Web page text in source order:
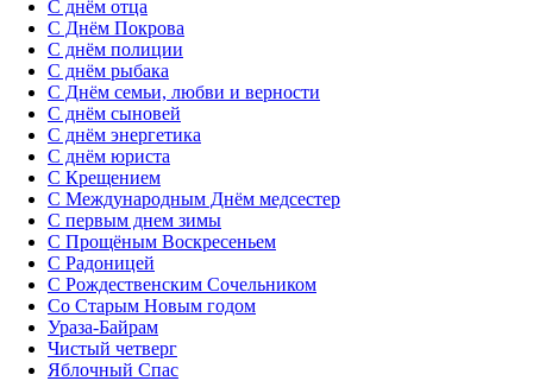
С днём отца
С Днём Покрова
С днём полиции
С днём рыбака
С Днём семьи, любви и верности
С днём сыновей
С днём энергетика
С днём юриста
С Крещением
С Международным Днём медсестер
С первым днем зимы
С Прощёным Воскресеньем
С Радоницей
С Рождественским Сочельником
Со Старым Новым годом
Ураза-Байрам
Чистый четверг
Яблочный Спас